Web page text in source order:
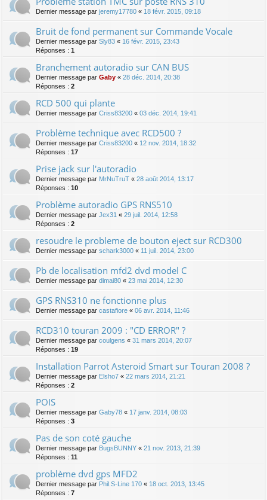
Dernier message par jeremy17780 « 18 févr. 2015, 09:18
Bruit de fond permanent sur Commande Vocale
Dernier message par Sly83 « 16 févr. 2015, 23:43
Réponses : 1
Branchement autoradio sur CAN BUS
Dernier message par Gaby « 28 déc. 2014, 20:38
Réponses : 2
RCD 500 qui plante
Dernier message par Criss83200 « 03 déc. 2014, 19:41
Problème technique avec RCD500 ?
Dernier message par Criss83200 « 12 nov. 2014, 18:32
Réponses : 17
Prise jack sur l'autoradio
Dernier message par MrNuTruT « 28 août 2014, 13:17
Réponses : 10
Problème autoradio GPS RNS510
Dernier message par Jex31 « 29 juil. 2014, 12:58
Réponses : 2
resoudre le probleme de bouton eject sur RCD300
Dernier message par schark3000 « 11 juil. 2014, 23:00
Pb de localisation mfd2 dvd model C
Dernier message par dimai80 « 23 mai 2014, 12:30
GPS RNS310 ne fonctionne plus
Dernier message par castafiore « 06 avr. 2014, 11:46
RCD310 touran 2009 : "CD ERROR" ?
Dernier message par coulgens « 31 mars 2014, 20:07
Réponses : 19
Installation Parrot Asteroid Smart sur Touran 2008 ?
Dernier message par Elsho7 « 22 mars 2014, 21:21
Réponses : 2
POIS
Dernier message par Gaby78 « 17 janv. 2014, 08:03
Réponses : 3
Pas de son coté gauche
Dernier message par BugsBUNNY « 21 nov. 2013, 21:39
Réponses : 11
problème dvd gps MFD2
Dernier message par Phil.S-Line 170 « 18 oct. 2013, 13:45
Réponses : 7